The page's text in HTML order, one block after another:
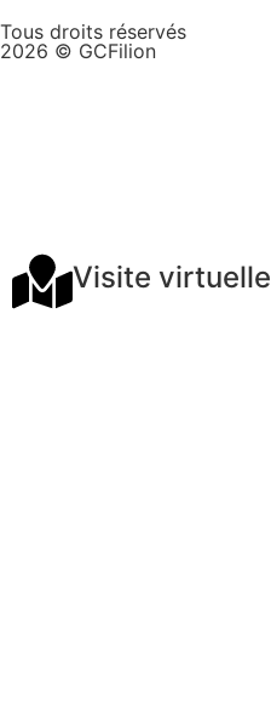
Tous droits réservés
2026 © GCFilion
Visite virtuelle